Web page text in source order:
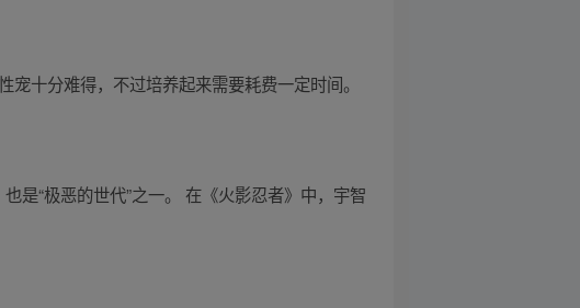
十分难得，不过培养起来需要耗费一定时间。
是“极恶的世代”之一。 在《火影忍者》中，宇智